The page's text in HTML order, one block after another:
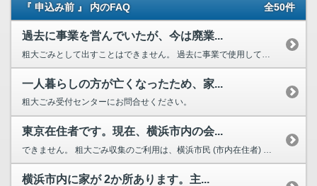
『 申込み前 』 内のFAQ 全50件
過去に事業を営んでいたが、今は廃業...
粗大ごみとして出すことはできません。 過去に事業で使用していたものは、事...
一人暮らしの方が亡くなったため、家...
粗大ごみ受付センターにお問合せください。
東京在住者です。現在、横浜市内の会...
横浜市内に家が 2か所あります。主...